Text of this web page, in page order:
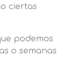
ciertas
podemos
o semanas